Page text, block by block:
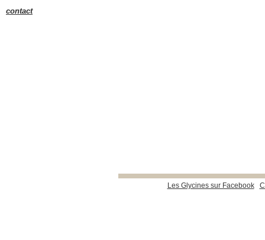
Les Glycines sur Facebook
contact